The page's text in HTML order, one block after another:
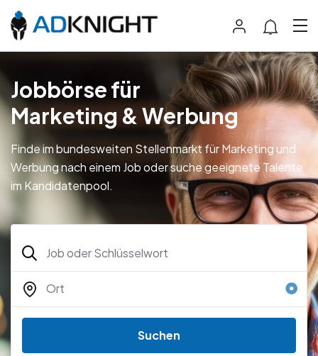
Jobbörse für
Marketing & Werbung
Finde im bundesweiten Stellenmarkt für Marketing und
Werbung nach einem Job oder suche geeignete Talente
im Kandidatenpool.
Suchen